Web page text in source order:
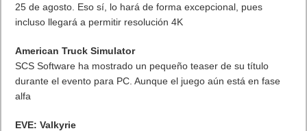
25 de agosto. Eso sí, lo hará de forma excepcional, pues
incluso llegará a permitir resolución 4K
American Truck Simulator
SCS Software ha mostrado un pequeño teaser de su título
durante el evento para PC. Aunque el juego aún está en fase
alfa
EVE: Valkyrie